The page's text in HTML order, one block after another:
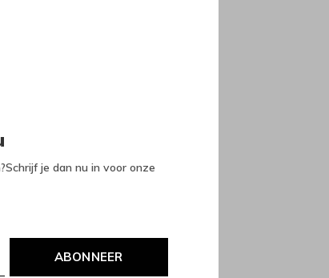
je dan nu in voor onze
ABONNEER